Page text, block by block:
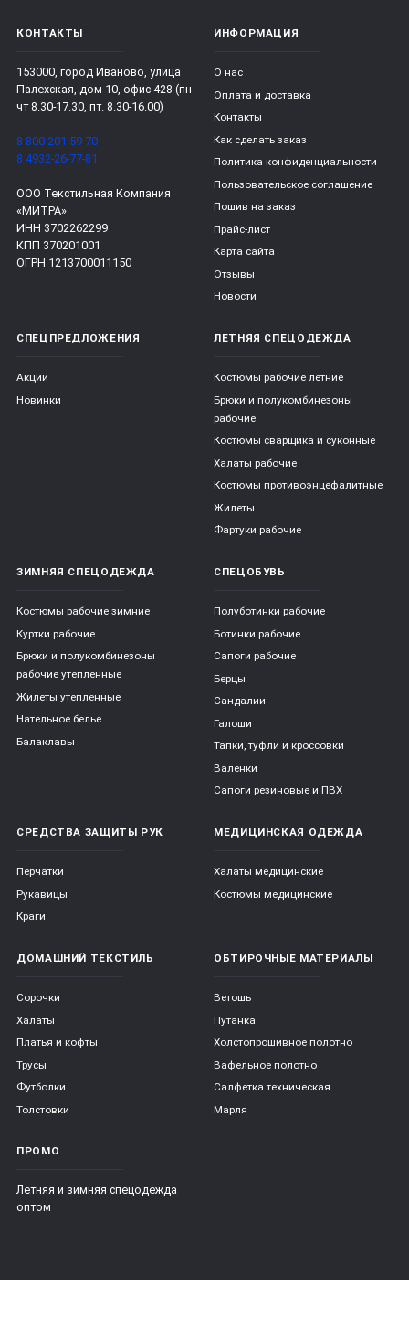
КОНТАКТЫ
153000, город Иваново, улица
Палехская, дом 10, офис 428 (пн-
чт 8.30-17.30, пт. 8.30-16.00)
8 800-201-59-70
8 4932-26-77-81
ООО Текстильная Компания
«МИТРА»
ИНН 3702262299
КПП 370201001
ОГРН 1213700011150
ИНФОРМАЦИЯ
О нас
Оплата и доставка
Контакты
Как сделать заказ
Политика конфиденциальности
Пользовательское соглашение
Пошив на заказ
Прайс-лист
Карта сайта
Отзывы
Новости
СПЕЦПРЕДЛОЖЕНИЯ
Акции
Новинки
ЛЕТНЯЯ СПЕЦОДЕЖДА
Костюмы рабочие летние
Брюки и полукомбинезоны
рабочие
Костюмы сварщика и суконные
Халаты рабочие
Костюмы противоэнцефалитные
Жилеты
Фартуки рабочие
ЗИМНЯЯ СПЕЦОДЕЖДА
Костюмы рабочие зимние
Куртки рабочие
Брюки и полукомбинезоны
рабочие утепленные
Жилеты утепленные
Нательное белье
Балаклавы
СПЕЦОБУВЬ
Полуботинки рабочие
Ботинки рабочие
Сапоги рабочие
Берцы
Сандалии
Галоши
Тапки, туфли и кроссовки
Валенки
Сапоги резиновые и ПВХ
СРЕДСТВА ЗАЩИТЫ РУК
Перчатки
Рукавицы
Краги
МЕДИЦИНСКАЯ ОДЕЖДА
Халаты медицинские
Костюмы медицинские
ДОМАШНИЙ ТЕКСТИЛЬ
Сорочки
Халаты
Платья и кофты
Трусы
Футболки
Толстовки
ОБТИРОЧНЫЕ МАТЕРИАЛЫ
Ветошь
Путанка
Холстопрошивное полотно
Вафельное полотно
Салфетка техническая
Марля
ПРОМО
Летняя и зимняя спецодежда
оптом